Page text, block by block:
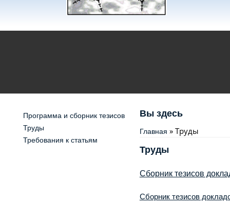
Вы здесь
Главная » Труды
Труды
Сборник тезисов
Сборник тезисов
Программа и сборник тезисов
Труды
Требования к статьям